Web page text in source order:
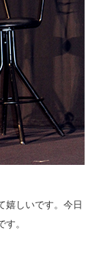
嬉しいです。今日
。